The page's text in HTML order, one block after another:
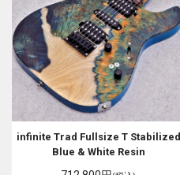
infinite Trad Fullsize T Stabilized
Blue & White Resin